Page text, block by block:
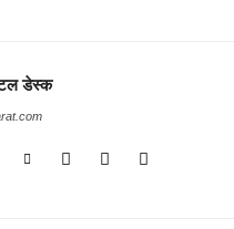
डेस्क